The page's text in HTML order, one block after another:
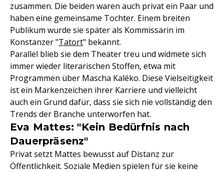
zusammen. Die beiden waren auch privat ein Paar und
haben eine gemeinsame Tochter. Einem breiten
Publikum wurde sie später als Kommissarin im
Konstanzer "Tatort" bekannt.
Parallel blieb sie dem Theater treu und widmete sich
immer wieder literarischen Stoffen, etwa mit
Programmen über Mascha Kaléko. Diese Vielseitigkeit
ist ein Markenzeichen ihrer Karriere und vielleicht
auch ein Grund dafür, dass sie sich nie vollständig den
Trends der Branche unterworfen hat.
Eva Mattes: "Kein Bedürfnis nach
Dauerpräsenz"
Privat setzt Mattes bewusst auf Distanz zur
Öffentlichkeit. Soziale Medien spielen für sie keine